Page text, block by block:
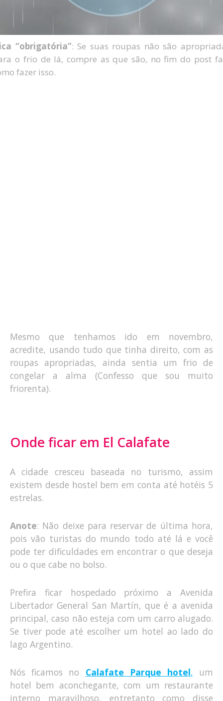
“obrigatória”: Se suas roupas não são
o frio de lá, compre as que são, no fim do post
fazer isso.
Mesmo que tenhamos ido em novembro,
acredite, usando tudo que tinha direito, com as
roupas apropriadas, ainda sentia um frio de
congelar a alma (Confesso que sou muito
friorenta).
Onde ficar em El Calafate
A cidade cresceu baseada no turismo, assim
existem desde hostel bem em conta até hotéis 5
estrelas.
Anote: Não deixe para reservar de última hora,
pois vão turistas do mundo todo até lá e você
pode ter dificuldades em encontrar o que deseja
ou o que cabe no bolso.
Prefira ficar hospedado próximo a Avenida
Libertador General San Martín, que é a avenida
principal, caso não esteja com um carro alugado.
Se tiver pode até escolher um hotel ao lado do
lago Argentino.
Nós ficamos no Calafate Parque hotel, um
hotel bem aconchegante, com um restaurante
interno maravilhoso, entretanto como disse